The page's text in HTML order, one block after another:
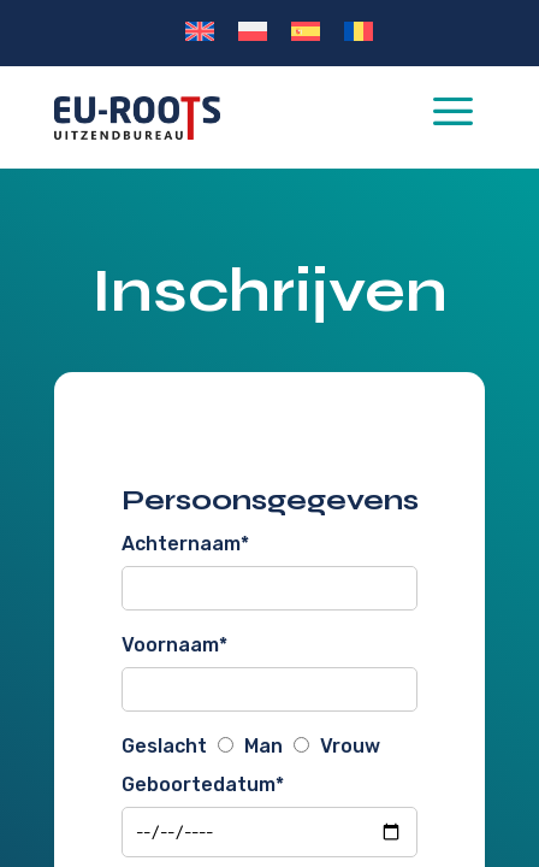
a
Inschrijven
Persoonsgegevens
Achternaam*
Voornaam*
Geslacht Man
Vrouw
Geboortedatum*